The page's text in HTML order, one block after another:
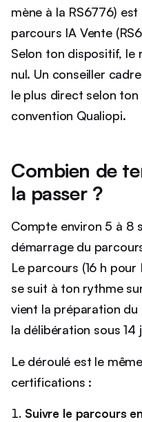
mène à la RS6776)
parcours IA Vente
Selon ton dispositif, le
nul. Un conseiller
le plus direct selon
convention Qualiopi.
Combien de
la passer ?
Compte environ 5 à 8
démarrage du
Le parcours (16 h pour
se suit à ton rythme
vient la préparation
la délibération sous 14
Le déroulé est le
certifications :
Suivre le parcours